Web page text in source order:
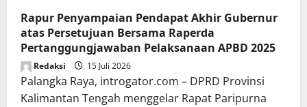
Rapur Penyampaian Pendapat Akhir Gubernur
atas Persetujuan Bersama Raperda
Pertanggungjawaban Pelaksanaan APBD 2025
Redaksi 15 Juli 2026
Palangka Raya, introgator.com – DPRD Provinsi
Kalimantan Tengah menggelar Rapat Paripurna